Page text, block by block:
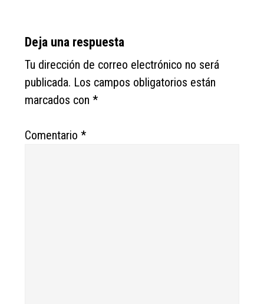
Reader
Interactions
Deja una respuesta
Tu dirección de correo electrónico no será
publicada. Los campos obligatorios están
marcados con*
Comentario*